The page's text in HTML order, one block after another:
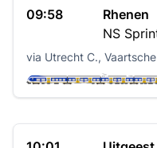
09:58
Rhenen
NS
via Utrecht C.,